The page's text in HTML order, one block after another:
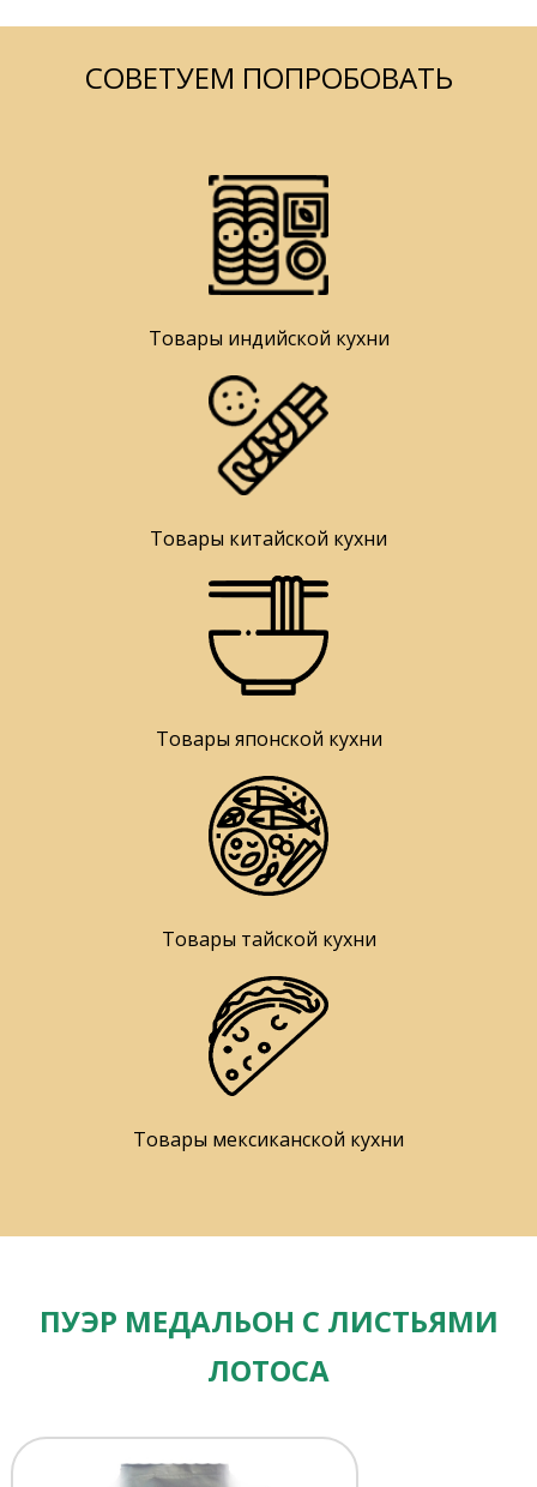
СОВЕТУЕМ ПОПРОБОВАТЬ
Товары индийской кухни
Товары китайской кухни
Товары японской кухни
Товары тайской кухни
Товары мексиканской кухни
ПУЭР МЕДАЛЬОН С ЛИСТЬЯМИ
ЛОТОСА